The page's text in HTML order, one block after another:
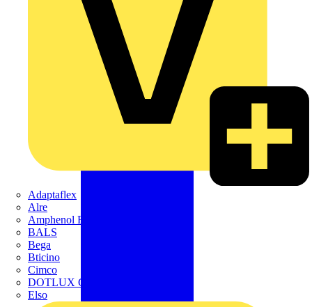
Adaptaflex
Alre
Amphenol FTG
BALS
Bega
Bticino
Cimco
DOTLUX GmbH
Elso